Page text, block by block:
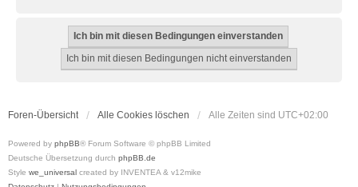
Foren-Übersicht Alle Cookies löschen Alle Zeiten sind UTC+02:00
Powered by phpBB® Forum Software © phpBB Limited
Deutsche Übersetzung durch phpBB.de
Style we_universal created by INVENTEA & v12mike